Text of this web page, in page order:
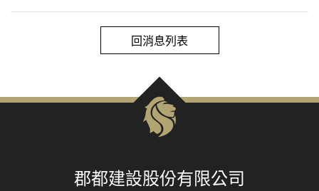
回消息列表
郡都建設股份有限公司